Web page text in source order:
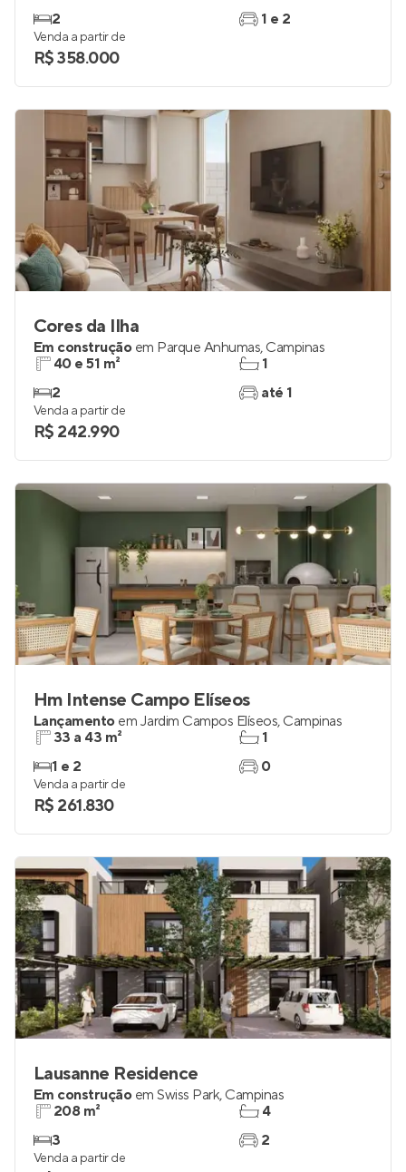
2
1 e 2
Venda a partir de
R$ 358.000
Cores da Ilha
Em construção em Parque Anhumas, Campinas
40 e 51 m²
2
1
até 1
Venda a partir de
R$ 242.990
Hm Intense Campo Elíseos
Lançamento em Jardim Campos Elíseos, Campinas
33 a 43 m²
1 e 2
1
0
Venda a partir de
R$ 261.830
Lausanne Residence
Em construção em Swiss Park, Campinas
208 m²
3
4
2
Venda a partir de